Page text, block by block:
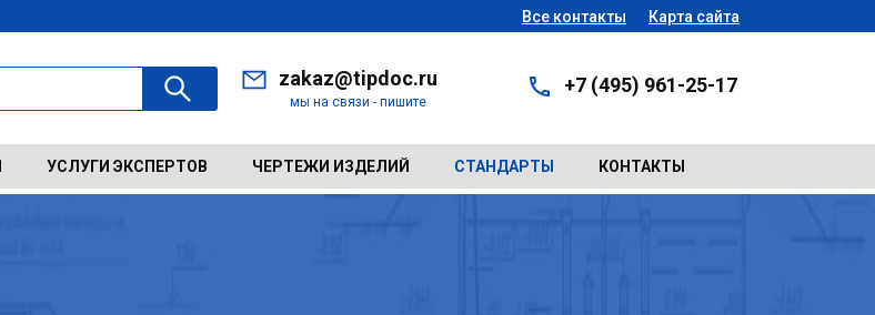
Все контакты Карта сайта
zakaz@tipdoc.ru
мы на связи - пишите
+7 (495) 961-25-17
УСЛУГИ ЭКСПЕРТОВ ЧЕРТЕЖИ ИЗДЕЛИЙ СТАНДАРТЫ КОНТАКТЫ